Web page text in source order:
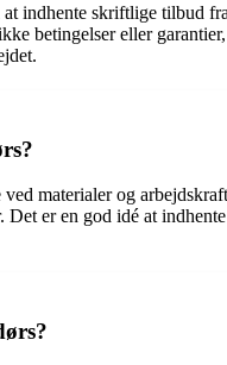
indhente skriftlige tilbud
betingelser eller
materialer og
er en god idé at